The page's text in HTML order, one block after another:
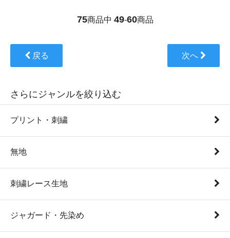
75商品中 49-60商品
戻る 次へ
さらにジャンルを絞り込む
プリント・刺繍
無地
刺繍レース生地
ジャガード・先染め